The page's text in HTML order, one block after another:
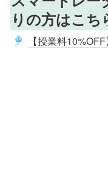
りの方はこち
🎐